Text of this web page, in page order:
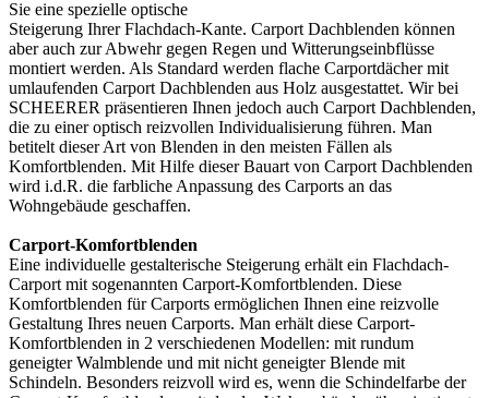
Sie eine spezielle optische
Steigerung Ihrer Flachdach-Kante. Carport Dachblenden können
aber auch zur Abwehr gegen Regen und Witterungseinbflüsse
montiert werden. Als Standard werden flache Carportdächer mit
umlaufenden Carport Dachblenden aus Holz ausgestattet. Wir bei
SCHEERER präsentieren Ihnen jedoch auch Carport Dachblenden,
die zu einer optisch reizvollen Individualisierung führen. Man
betitelt dieser Art von Blenden in den meisten Fällen als
Komfortblenden. Mit Hilfe dieser Bauart von Carport Dachblenden
wird i.d.R. die farbliche Anpassung des Carports an das
Wohngebäude geschaffen.
Carport-Komfortblenden
Eine individuelle gestalterische Steigerung erhält ein Flachdach-
Carport mit sogenannten Carport-Komfortblenden. Diese
Komfortblenden für Carports ermöglichen Ihnen eine reizvolle
Gestaltung Ihres neuen Carports. Man erhält diese Carport-
Komfortblenden in 2 verschiedenen Modellen: mit rundum
geneigter Walmblende und mit nicht geneigter Blende mit
Schindeln. Besonders reizvoll wird es, wenn die Schindelfarbe der